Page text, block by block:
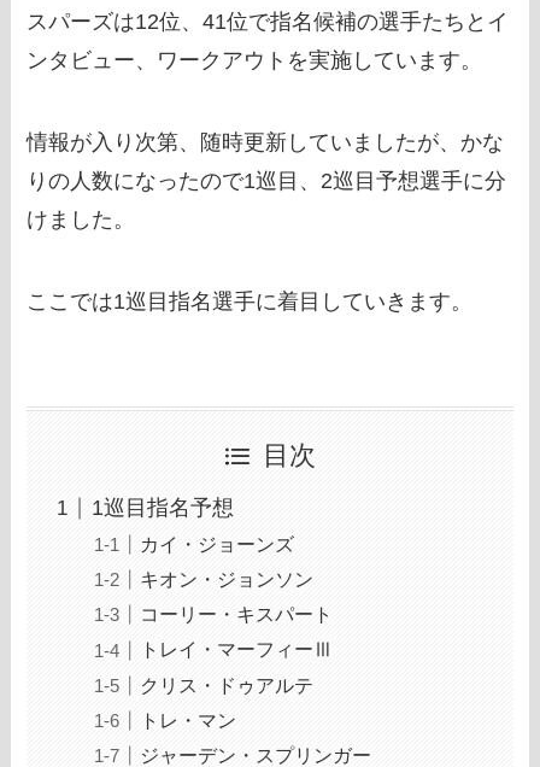
スパーズは12位、41位で指名候補の選手たちとイ
ンタビュー、ワークアウトを実施しています。
情報が入り次第、随時更新していましたが、かな
りの人数になったので1巡目、2巡目予想選手に分
けました。
ここでは1巡目指名選手に着目していきます。
目次
1巡目指名予想
カイ・ジョーンズ
キオン・ジョンソン
コーリー・キスパート
トレイ・マーフィーⅢ
クリス・ドゥアルテ
トレ・マン
ジャーデン・スプリンガー